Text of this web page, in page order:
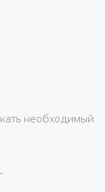
необходимый